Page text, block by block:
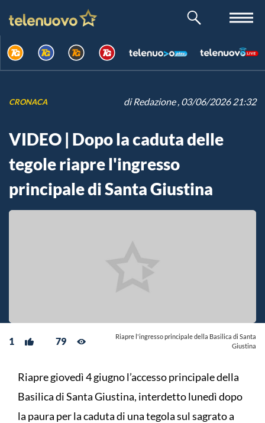
CRONACA diRedazione, 03/06/2026 21:32
VIDEO | Dopo la caduta delle
tegole riapre l'ingresso
principale di Santa Giustina
1 79
Riapre l'ingresso principale della Basilica di Santa
Giustina
Riapre giovedì 4 giugno l’accesso principale della
Basilica di Santa Giustina, interdetto lunedì dopo
la paura per la caduta di una tegola sul sagrato a